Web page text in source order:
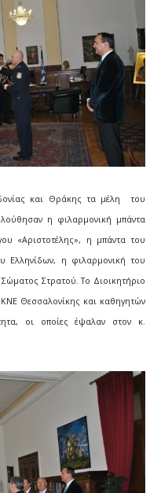
και Θράκης τα μέλη
του
η φιλαρμονική μπάντα
«Αριστοτέλης», η μπάντα του
Ελληνίδων, η φιλαρμονική του
Στρατού. Το Διοικητήριο
Θεσσαλονίκης και καθηγητών
οι οποίες έψαλαν στον κ.